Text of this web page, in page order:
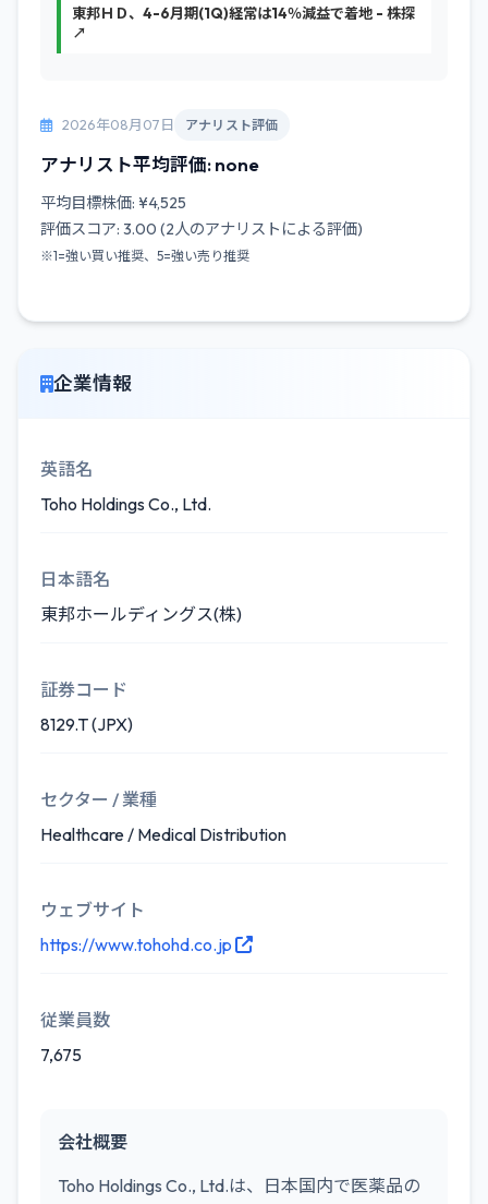
東邦ＨＤ、4-6月期(1Q)経常は14％減益で着地 - 株探
↗
2026年08月07日 アナリスト評価
アナリスト平均評価: none
平均目標株価: ¥4,525
評価スコア: 3.00 (2人のアナリストによる評価)
※1=強い買い推奨、5=強い売り推奨
企業情報
英語名
Toho Holdings Co., Ltd.
日本語名
東邦ホールディングス(株)
証券コード
8129.T (JPX)
セクター / 業種
Healthcare / Medical Distribution
ウェブサイト
https://www.tohohd.co.jp
従業員数
7,675
会社概要
Toho Holdings Co., Ltd.は、日本国内で医薬品の